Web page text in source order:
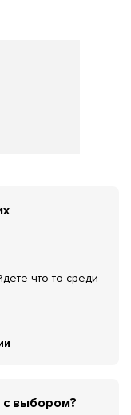
что-то среди
с выбором?